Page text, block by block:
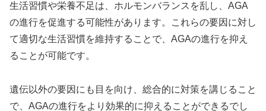
生活習慣や栄養不足は、ホルモンバランスを乱し、AGA
の進行を促進する可能性があります。これらの要因に対し
て適切な生活習慣を維持することで、AGAの進行を抑え
ることが可能です。
遺伝以外の要因にも目を向け、総合的に対策を講じること
で、AGAの進行をより効果的に抑えることができるでし